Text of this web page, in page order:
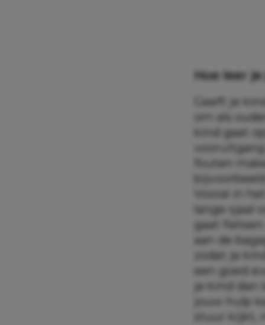
Hoe leer
Geeft je
om als
kind gaat
fouten
Vooral in
lange sjaal
gaat
aan de
zodat je
een goed
je kind dan
jouw hulp
stuur kijkt,